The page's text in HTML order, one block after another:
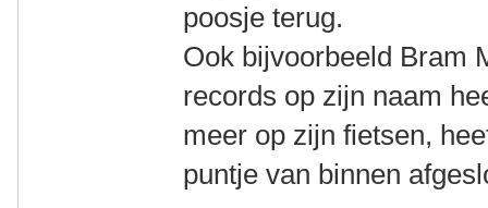
poosje terug.
Ook bijvoorbeeld Bram
records op zijn naam
meer op zijn fietsen,
puntje van binnen